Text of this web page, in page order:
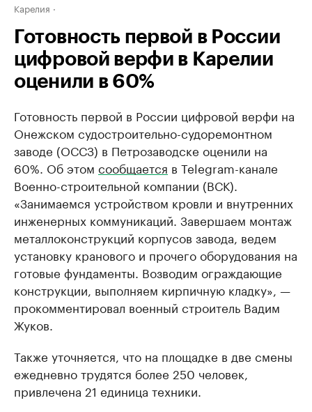
Карелия
Готовность первой в России
цифровой верфи в Карелии
оценили в 60%
Готовность первой в России цифровой верфи на
Онежском судостроительно-судоремонтном
заводе (ОССЗ) в Петрозаводске оценили на
60%. Об этом сообщается в Telegram-канале
Военно-строительной компании (ВСК).
«Занимаемся устройством кровли и внутренних
инженерных коммуникаций. Завершаем монтаж
металлоконструкций корпусов завода, ведем
установку кранового и прочего оборудования на
готовые фундаменты. Возводим ограждающие
конструкции, выполняем кирпичную кладку», —
прокомментировал военный строитель Вадим
Жуков.
Также уточняется, что на площадке в две смены
ежедневно трудятся более 250 человек,
привлечена 21 единица техники.